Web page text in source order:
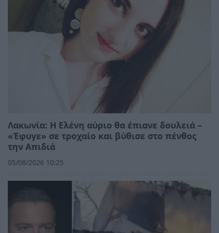
Λακωνία: Η Ελένη αύριο θα έπιανε δουλειά –
«Έφυγε» σε τροχαίο και βύθισε στο πένθος
την Απιδιά
05/08/2026 10:25